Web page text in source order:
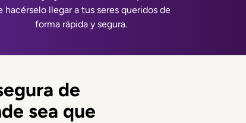
hacérselo llegar a tus seres queridos de
forma rápida y segura.
de
sea que